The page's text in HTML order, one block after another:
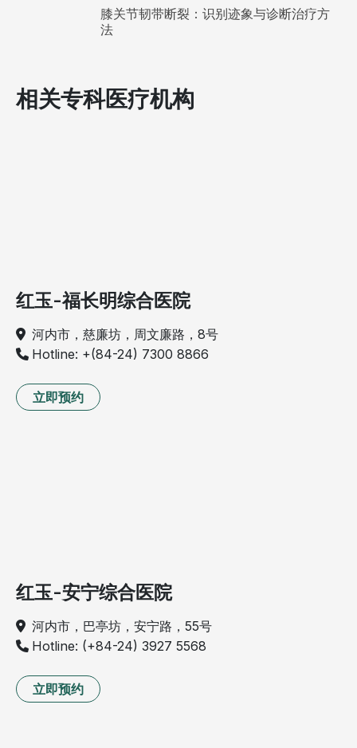
膝关节韧带断裂：识别迹象与诊断治疗方
法
相关专科医疗机构
红玉-福长明综合医院
河内市，慈廉坊，周文廉路，8号
Hotline: +(84-24) 7300 8866
立即预约
红玉-安宁综合医院
河内市，巴亭坊，安宁路，55号
Hotline: (+84-24) 3927 5568
立即预约